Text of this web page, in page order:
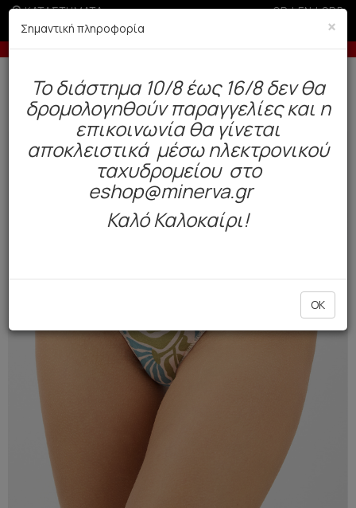
ΚΑΤΑΣΤΗΜΑΤΑ GR|EN|SRB
σε περίοδο εκπτώσεων Έως 6 άτοκες δόσεις με
Δωρεάν αποστολή άνω των 49€. Παράδοση σε 3-5 εργάσιμες.
Γυναίκα Εσώρουχα Everyday Σλιπ
NEW
COLOR
×
Σημαντική πληροφορία
To διάστημα 10/8 έως 16/8 δεν θα
δρομολογηθούν παραγγελίες και η
επικοινωνία θα γίνεται
αποκλειστικά μέσω ηλεκτρονικού
ταχυδρομείου στο
eshop@minerva.gr
Καλό Καλοκαίρι!
OK